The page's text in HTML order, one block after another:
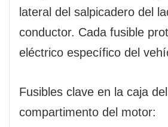
lateral del salpicadero del
conductor. Cada fusible
eléctrico específico del
Fusibles clave en la caja del
compartimento del motor: